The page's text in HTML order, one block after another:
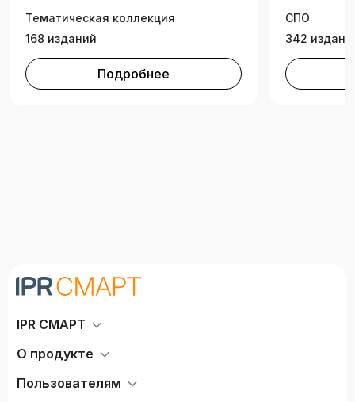
Тематическая коллекция
168 изданий
Подробнее
СПО
342
IPR СМАРТ
О продукте
Пользователям